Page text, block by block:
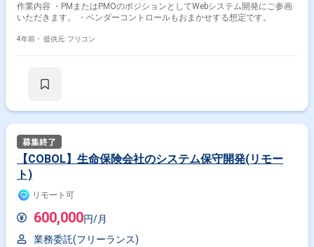
作業内容 ・PMまたはPMOのポジションとしてWebシステム開発にご参画
いただきます。 ・ベンダーコントロールもおまかせする想定です。
4年前・ 提供元: フリコン
【COBOL】生命保険会社のシステム保守開発(リモー
ト)
リモート可
600,000円/月
業務委託(フリーランス)